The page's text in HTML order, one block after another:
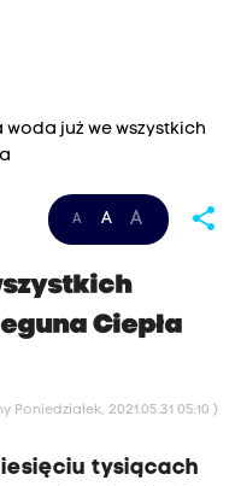
woda już we wszystkich
A A A share
Ciepła
Poniedziałek, 2021.05.31 05:10 )
tysiącach